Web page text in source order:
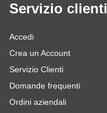
Servizio clienti
Accedi
Crea un Account
Servizio Clienti
Domande frequenti
Ordini aziendali